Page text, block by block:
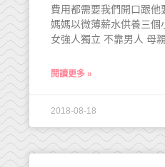
費用都需要我們開口跟他
媽媽以微薄薪水供養三個
女強人獨立 不靠男人 母
閱讀更多 »
2018-08-18